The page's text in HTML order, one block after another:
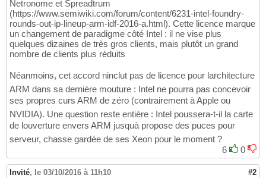
Netronome et Spreadtrum
(https://www.semiwiki.com/forum/content/6231-intel-foundry-
rounds-out-ip-lineup-arm-idf-2016-a.html). Cette licence marque
un changement de paradigme côté Intel : il ne vise plus
quelques dizaines de très gros clients, mais plutôt un grand
nombre de clients plus réduits
Néanmoins, cet accord ninclut pas de licence pour larchitecture
ARM dans sa dernière mouture : Intel ne pourra pas concevoir
ses propres curs ARM de zéro (contrairement à Apple ou
NVIDIA). Une question reste entière : Intel poussera-t-il la carte
de louverture envers ARM jusquà propose des puces pour
serveur, chasse gardée de ses Xeon pour le moment ?
6
0
Invité, le 03/10/2016 à 11h10 #2